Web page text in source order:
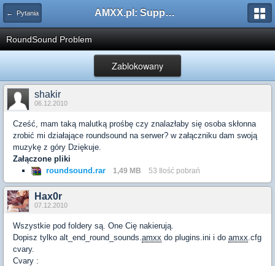
← Pytania AMXX.pl: Support AMX Mod X i SourceMod
RoundSound Problem
Zablokowany
shakir
06.12.2010
Cześć, mam taką malutką prośbę czy znalazłaby się osoba skłonna
zrobić mi działające roundsound na serwer? w załączniku dam swoją
muzykę z góry Dziękuje.
Załączone pliki
roundsound.rar
1,49 MB 53 Ilość pobrań
Hax0r
07.12.2010
Wszystkie pod foldery są. One Cię nakierują.
Dopisz tylko alt_end_round_sounds.amxx do plugins.ini i do amxx.cfg
cvary.
Cvary :